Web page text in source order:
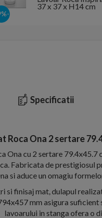
-19%
37 x 37 x H14 cm
Specificatii
Roca Ona 2 sertare
Ona cu 2 sertare
Fabricata de prestigiosul
si aduce un omagiu
si finisaj mat, dulapul
mm asigura
lavoarului in stanga ofera o